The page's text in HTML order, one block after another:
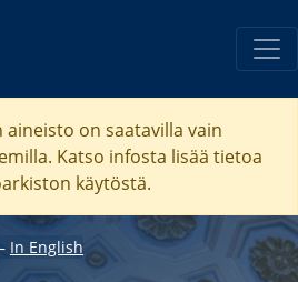
on saatavilla vain
Katso infosta lisää tietoa
käytöstä.
In English